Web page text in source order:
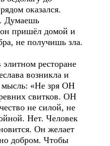
оказался.
Думаешь
пришёл домой и
не получишь зла.
ресторане
возникла и
мысль: «Не зря ОН
свитков. ОН
не силой, не
Нет. Человек
Он желает
добром. Чтобы